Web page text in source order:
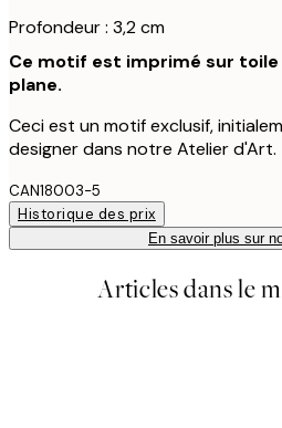
Profondeur : 3,2 cm
Ce motif est imprimé sur toile
plane.
Ceci est un motif exclusif,
designer dans notre Atelier d'Art.
CAN18003-5
Historique des prix
En savoir plus sur
Articles dans le